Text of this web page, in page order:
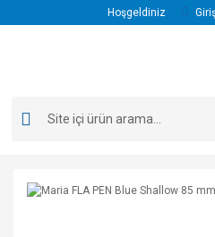
Hoşgeldiniz